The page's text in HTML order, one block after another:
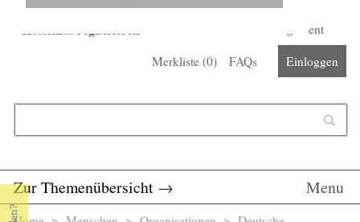
Kostenlos registrieren
Corona-Management
Merkliste (0) FAQs Einloggen
Zur Themenübersicht → Menu